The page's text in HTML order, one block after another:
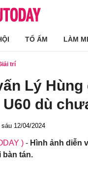
TỔ ẤM LÀM
trí
Lý
dù
12/04/2024
) - Hình ảnh diễn
bàn tán.